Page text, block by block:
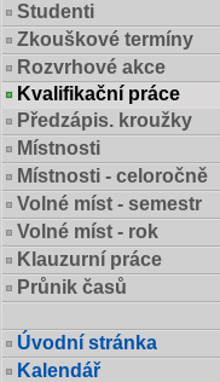
Studenti
Zkouškové termíny
Rozvrhové akce
Kvalifikační práce
Předzápis. kroužky
Místnosti
Místnosti - celoročně
Volné míst - semestr
Volné míst - rok
Klauzurní práce
Průnik časů
Úvodní stránka
Kalendář